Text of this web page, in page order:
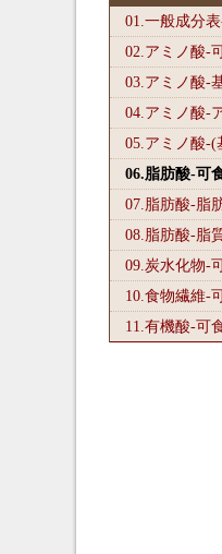
01.一般成分
02.アミノ酸-
03.アミノ酸-
04.アミノ酸-
05.アミノ酸-
06.脂肪酸-可
07.脂肪酸-脂
08.脂肪酸-脂
09.炭水化物-
10.食物繊維-
11.有機酸-可